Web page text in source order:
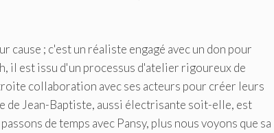
cause ; c'est un réaliste engagé avec un don pour
il est issu d'un processus d'atelier rigoureux de
collaboration avec ses acteurs pour créer leurs
de Jean-Baptiste, aussi électrisante soit-elle, est
de temps avec Pansy, plus nous voyons que sa